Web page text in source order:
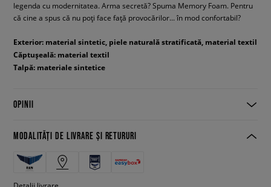
legenda cu modernitatea. Arma secretă? Spuma Memory Foam. Pentru
că cine a spus că nu poți face față provocărilor... în mod confortabil?
Exterior: material sintetic, piele naturală stratificată, material textil
Căptușeală: material textil
Talpă: materiale sintetice
OPINII
MODALITĂȚI DE LIVRARE ȘI RETURURI